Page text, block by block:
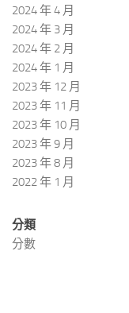
2024 年 4 月
2024 年 3 月
2024 年 2 月
2024 年 1 月
2023 年 12 月
2023 年 11 月
2023 年 10 月
2023 年 9 月
2023 年 8 月
2022 年 1 月
分類
分數